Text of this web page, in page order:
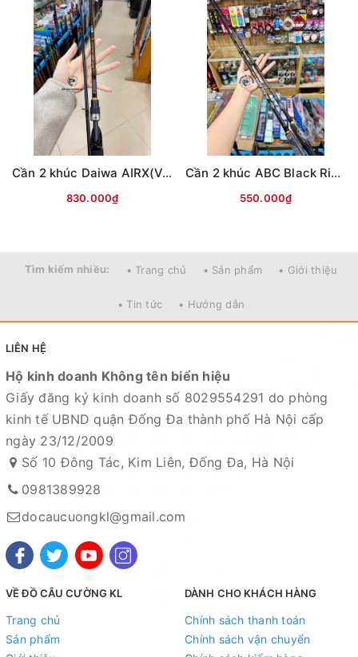
- Mồi : 10.5-21gram
- Lure 1/8 1/2
- Số khoen : 7
- Đọt Ngọn 18mm
- Độ cứng : Medium Heavy (MH)
Cần 2 khúc Daiwa AIRX(Vân chéo nâu)
830.000₫
Cần 2 khúc ABC Black River
550.000₫
Tìm kiếm nhiều: • Trang chủ • Sản phẩm • Giới thiệu
• Tin tức • Hướng dẫn
LIÊN HỆ
Hộ kinh doanh Không tên biển hiệu
Giấy đăng ký kinh doanh số 8029554291 do phòng
kinh tế UBND quận Đống Đa thành phố Hà Nội cấp
ngày 23/12/2009
Số 10 Đông Tác, Kim Liên, Đống Đa, Hà Nội
0981389928
docaucuongkl@gmail.com
VỀ ĐỒ CÂU CƯỜNG KL
Trang chủ
Sản phẩm
DÀNH CHO KHÁCH HÀNG
Chính sách thanh toán
Chính sách vận chuyển